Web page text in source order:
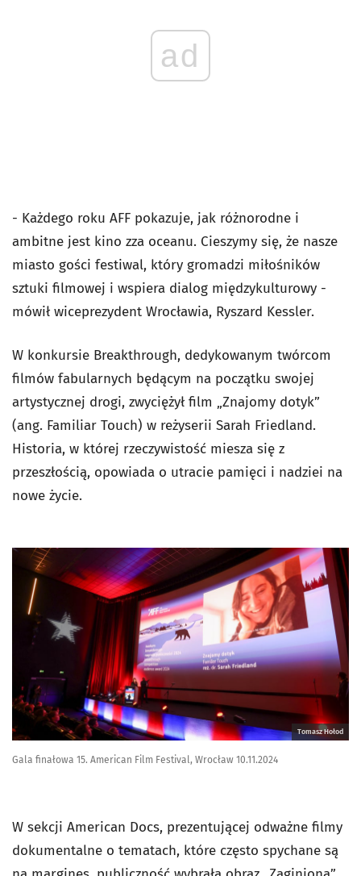
ad
- Każdego roku AFF pokazuje, jak różnorodne i
ambitne jest kino zza oceanu. Cieszymy się, że nasze
miasto gości festiwal, który gromadzi miłośników
sztuki filmowej i wspiera dialog międzykulturowy -
mówił wiceprezydent Wrocławia, Ryszard Kessler.
W konkursie Breakthrough, dedykowanym twórcom
filmów fabularnych będącym na początku swojej
artystycznej drogi, zwyciężył film „Znajomy dotyk”
(ang. Familiar Touch) w reżyserii Sarah Friedland.
Historia, w której rzeczywistość miesza się z
przeszłością, opowiada o utracie pamięci i nadziei na
nowe życie.
Tomasz Hołod
Gala finałowa 15. American Film Festival, Wrocław 10.11.2024
W sekcji American Docs, prezentującej odważne filmy
dokumentalne o tematach, które często spychane są